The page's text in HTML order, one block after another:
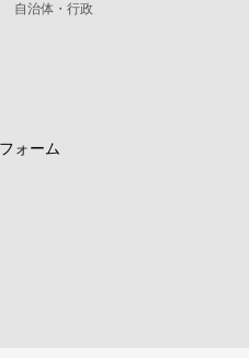
自治体・行政
ォーム